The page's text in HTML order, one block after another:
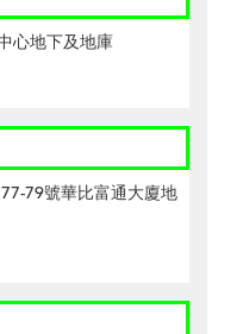
心地下及地庫
79號華比富通大廈地